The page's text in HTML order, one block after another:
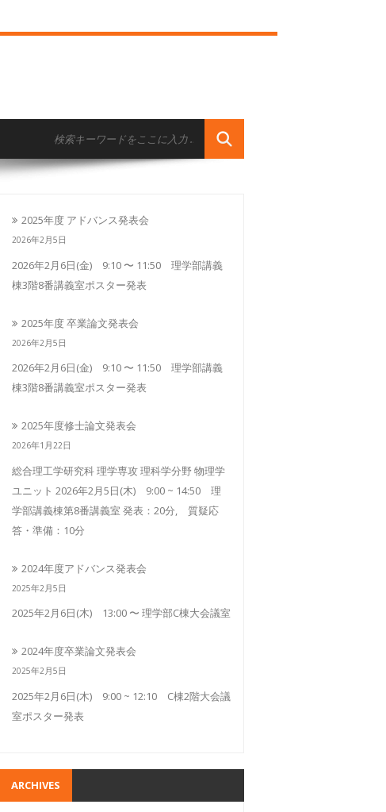
2025年度 アドバンス発表会
2026年2月5日
2026年2月6日(金) 9:10 〜 11:50 理学部講義
棟3階8番講義室ポスター発表
2025年度 卒業論文発表会
2026年2月5日
2026年2月6日(金) 9:10 〜 11:50 理学部講義
棟3階8番講義室ポスター発表
2025年度修士論文発表会
2026年1月22日
総合理工学研究科 理学専攻 理科学分野 物理学
ユニット 2026年2月5日(木) 9:00 ~ 14:50 理
学部講義棟第8番講義室 発表：20分, 質疑応
答・準備：10分
2024年度アドバンス発表会
2025年2月5日
2025年2月6日(木) 13:00 〜 理学部C棟大会議室
2024年度卒業論文発表会
2025年2月5日
2025年2月6日(木) 9:00 ~ 12:10 C棟2階大会議
室ポスター発表
ARCHIVES